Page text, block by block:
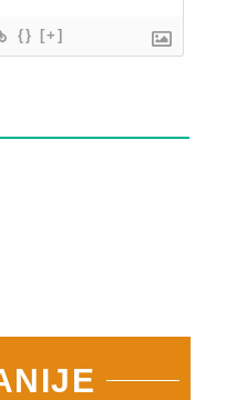
{} [+]